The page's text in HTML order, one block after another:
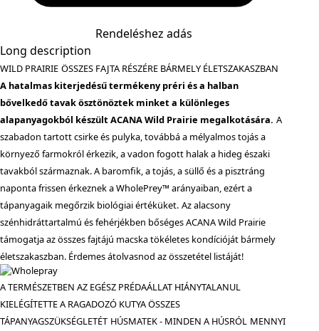
Rendeléshez adás
Long description
WILD PRAIRIE ÖSSZES FAJTA RÉSZÉRE BÁRMELY ÉLETSZAKASZBAN
A hatalmas kiterjedésű termékeny préri és a halban
bővelkedő tavak ösztönöztek minket a különleges
alapanyagokból készült ACANA Wild Prairie megalkotására. A
szabadon tartott csirke és pulyka, továbbá a mélyalmos tojás a
környező farmokról érkezik, a vadon fogott halak a hideg északi
tavakból származnak. A baromfik, a tojás, a süllő és a pisztráng
naponta frissen érkeznek a WholePrey™ arányaiban, ezért a
tápanyagaik megőrzik biológiai értéküket. Az alacsony
szénhidráttartalmú és fehérjékben bőséges ACANA Wild Prairie
támogatja az összes fajtájú macska tökéletes kondícióját bármely
életszakaszban. Érdemes átolvasnod az összetétel listáját!
A TERMÉSZETBEN AZ EGÉSZ PRÉDAÁLLAT HIÁNYTALANUL
KIELÉGÍTETTE A RAGADOZÓ KUTYA ÖSSZES
TÁPANYAGSZÜKSÉGLETÉT HÚSMATEK - MINDEN A HÚSRÓL MENNYI